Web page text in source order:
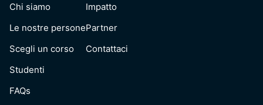
Chi siamo
Le nostre persone
Scegli un corso
Studenti
FAQs
Impatto
Partner
Contattaci